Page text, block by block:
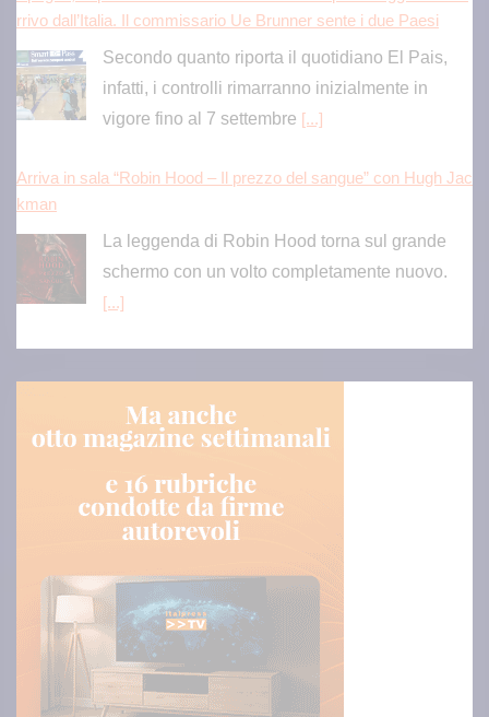
rrivo dall’Italia. Il commissario Ue Brunner sente i due Paesi
Secondo quanto riporta il quotidiano El Pais,
infatti, i controlli rimarranno inizialmente in
vigore fino al 7 settembre [...]
Arriva in sala “Robin Hood – Il prezzo del sangue” con Hugh Jac
kman
La leggenda di Robin Hood torna sul grande
schermo con un volto completamente nuovo.
[...]